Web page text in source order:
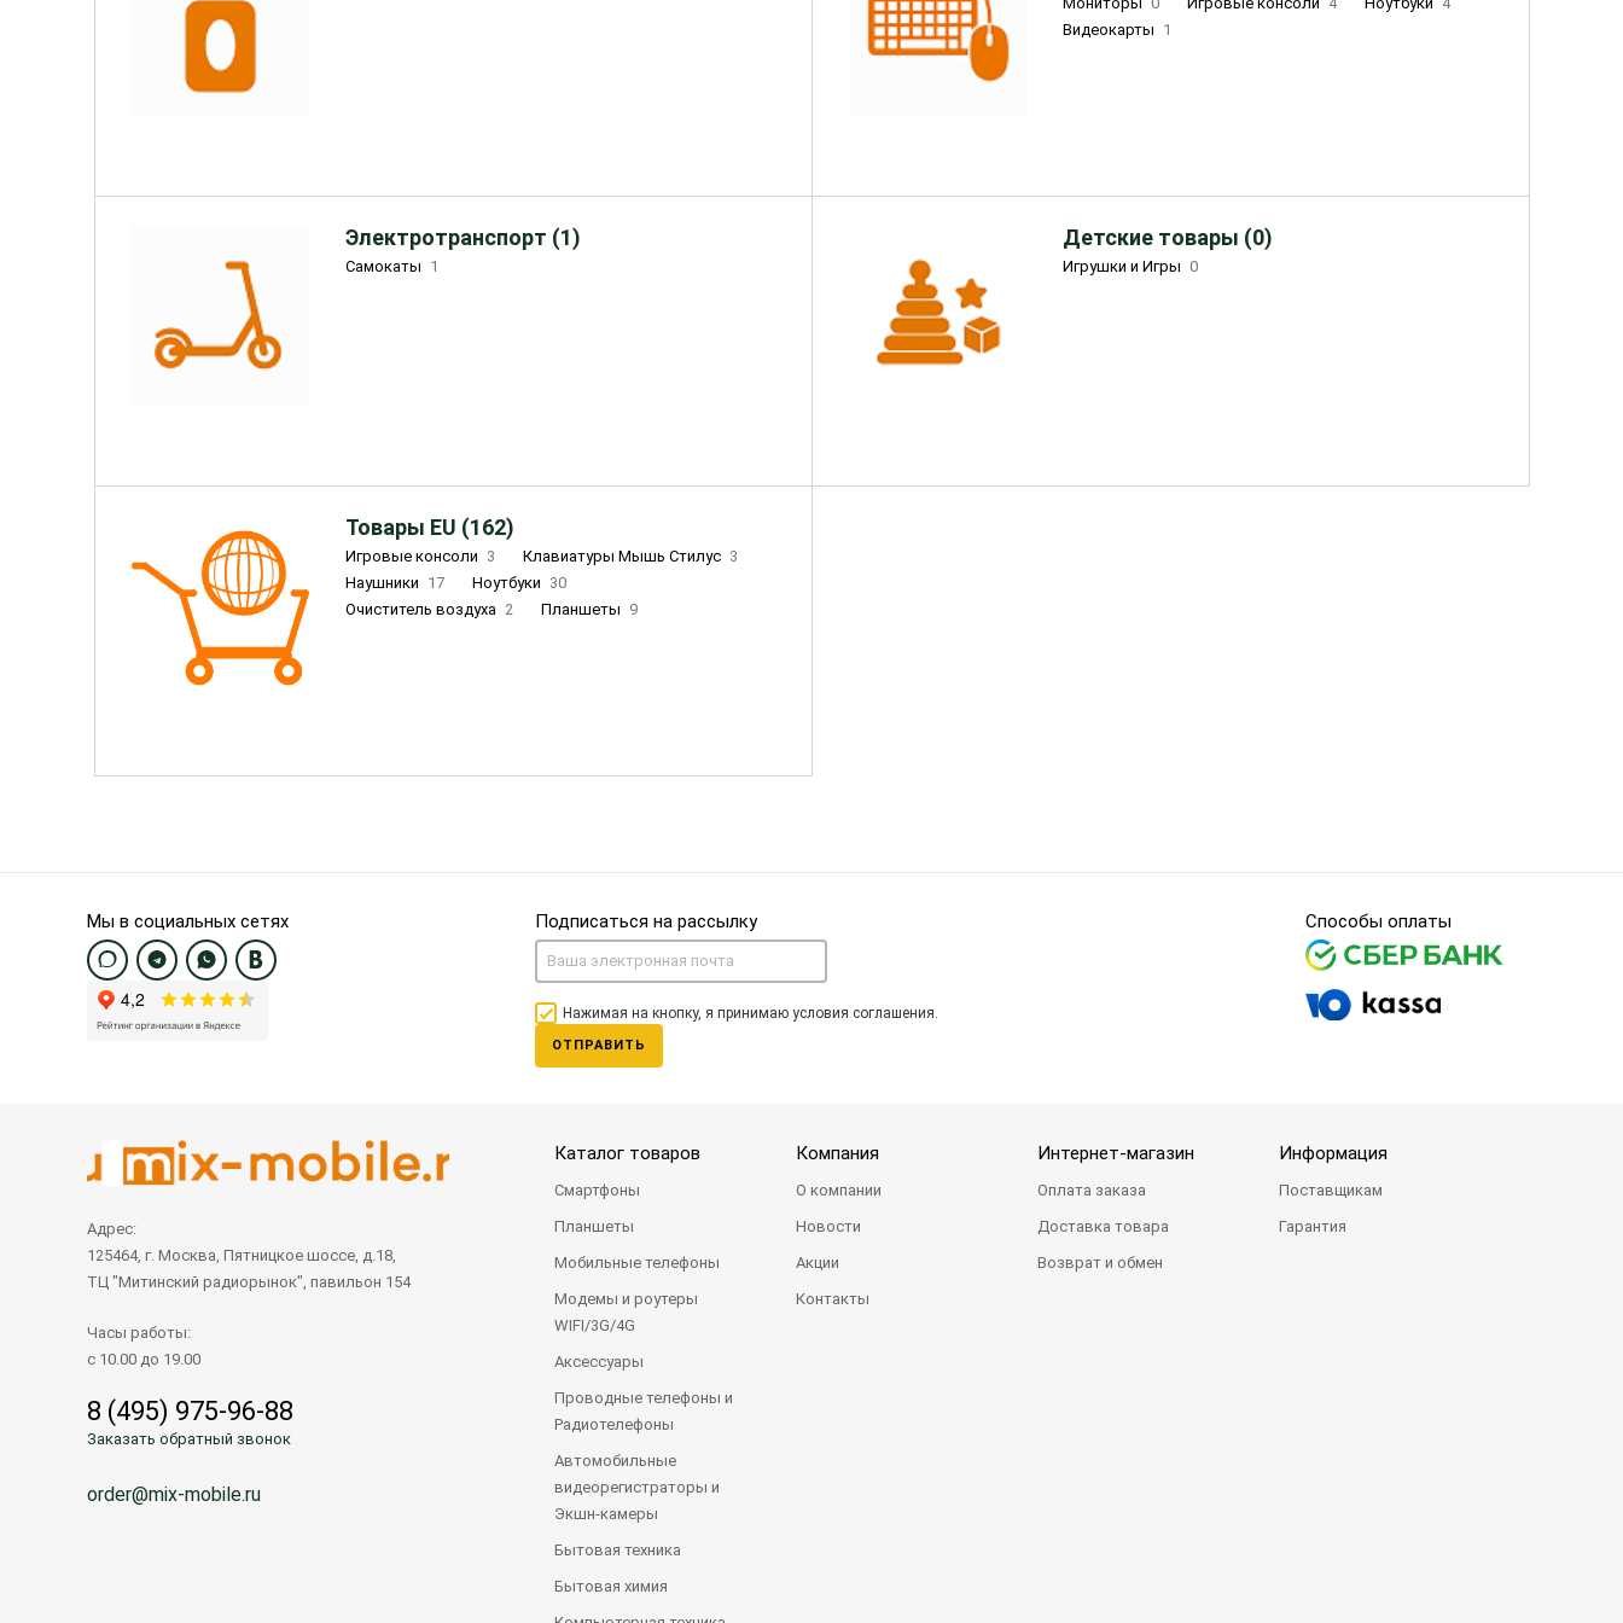
Видеокарты 1
Электротранспорт (1)
Самокаты 1
Детские товары (0)
Игрушки и Игры 0
Товары EU (162)
Игровые консоли 3 Клавиатуры Мышь Стилус 3
Наушники 17 Ноутбуки 30
Очиститель воздуха 2 Планшеты 9
Мы в социальных сетях Подписаться на рассылку
Нажимая на кнопку, я принимаю условия соглашения.
ОТПРАВИТЬ
Способы оплаты
Адрес:
125464, г. Москва, Пятницкое шоссе, д.18,
ТЦ "Митинский радиорынок", павильон 154
Часы работы:
с 10.00 до 19.00
8 (495) 975-96-88
Заказать обратный звонок
order@mix-mobile.ru
Каталог товаров
Смартфоны
Планшеты
Мобильные телефоны
Модемы и роутеры
WIFI/3G/4G
Аксессуары
Проводные телефоны и
Радиотелефоны
Автомобильные
видеорегистраторы и
Экшн-камеры
Бытовая техника
Бытовая химия
Компания
О компании
Новости
Акции
Контакты
Интернет-магазин
Оплата заказа
Доставка товара
Возврат и обмен
Информация
Поставщикам
Гарантия